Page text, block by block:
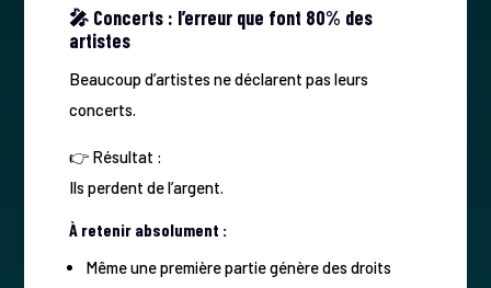
🎤 Concerts : l’erreur que font 80% des
artistes
Beaucoup d’artistes ne déclarent pas leurs
concerts.
👉 Résultat :
Ils perdent de l’argent.
À retenir absolument :
Même une première partie génère des droits